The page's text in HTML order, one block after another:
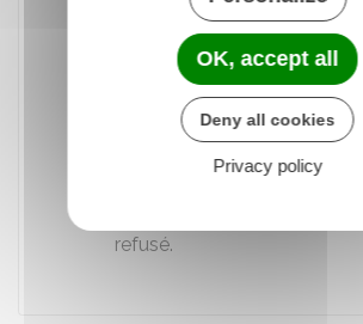
d'interruption du congé de
durée du congé faisant
Elle doit être accompagnée
documents justifiant de
l'enfant et adressée à la
Ce report de congé ne
refusé.
OK, accept all
Deny all cookies
Privacy policy